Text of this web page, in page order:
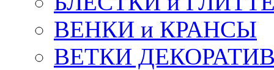
ВЕНКИ и КРАНСЫ
ВЕТКИ